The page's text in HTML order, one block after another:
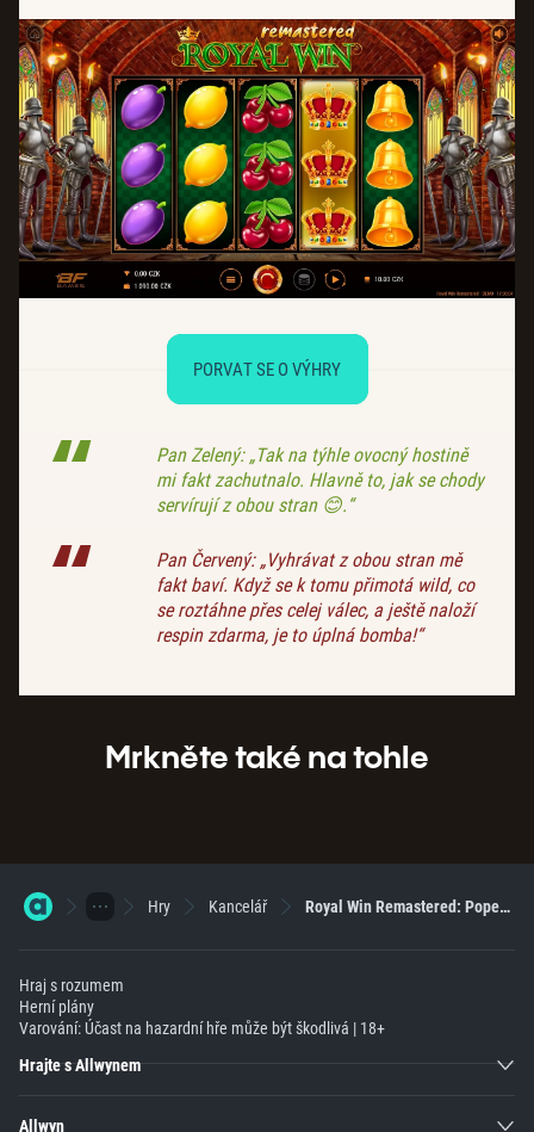
PORVAT SE O VÝHRY
Pan Zelený: „Tak na týhle ovocný hostině
mi fakt zachutnalo. Hlavně to, jak se chody
servírují z obou stran 😊.“
Pan Červený: „Vyhrávat z obou stran mě
fakt baví. Když se k tomu přimotá wild, co
se roztáhne přes celej válec, a ještě naloží
respin zdarma, je to úplná bomba!“
Mrkněte také na tohle
Hry Kancelář Royal Win Remastered: Poper se o výhry jako rytíř!
Hraj s rozumem
Herní plány
Varování: Účast na hazardní hře může být škodlivá | 18+
Hrajte s Allwynem
Allwyn